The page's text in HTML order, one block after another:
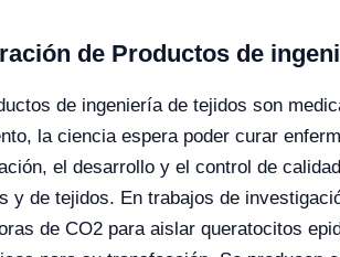
de Productos de
de ingeniería de tejidos son
la ciencia espera poder curar
el desarrollo y el control de
y de tejidos. En trabajos de
de CO2 para aislar queratocitos